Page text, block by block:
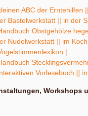
ABC der Erntehilfen |
Bastelwerkstatt || in der
Obstgehölze
Nudelwerkstatt || im
|
Vorlesebuch ||
Workshops